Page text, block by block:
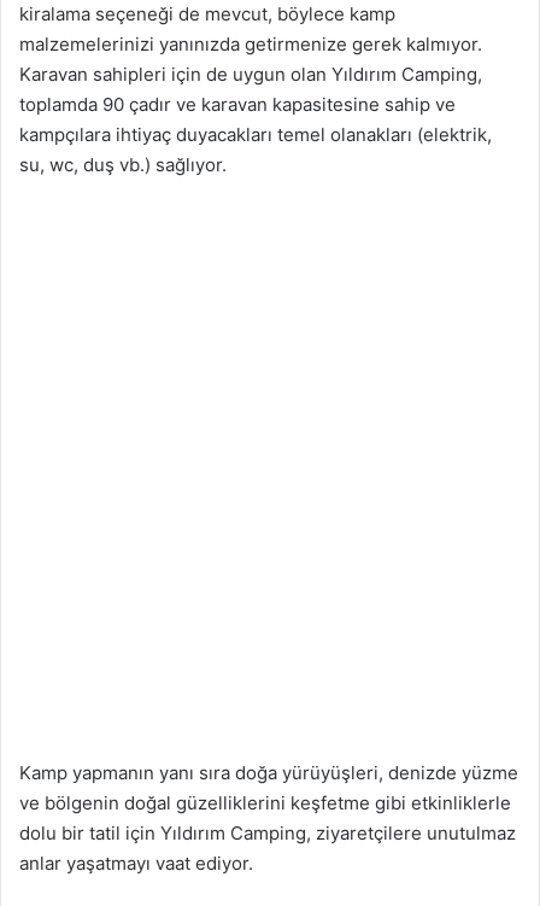
kiralama seçeneği de mevcut, böylece kamp
malzemelerinizi yanınızda getirmenize gerek kalmıyor.
Karavan sahipleri için de uygun olan Yıldırım Camping,
toplamda 90 çadır ve karavan kapasitesine sahip ve
kampçılara ihtiyaç duyacakları temel olanakları (elektrik,
su, wc, duş vb.) sağlıyor.
Kamp yapmanın yanı sıra doğa yürüyüşleri, denizde yüzme
ve bölgenin doğal güzelliklerini keşfetme gibi etkinliklerle
dolu bir tatil için Yıldırım Camping, ziyaretçilere unutulmaz
anlar yaşatmayı vaat ediyor.